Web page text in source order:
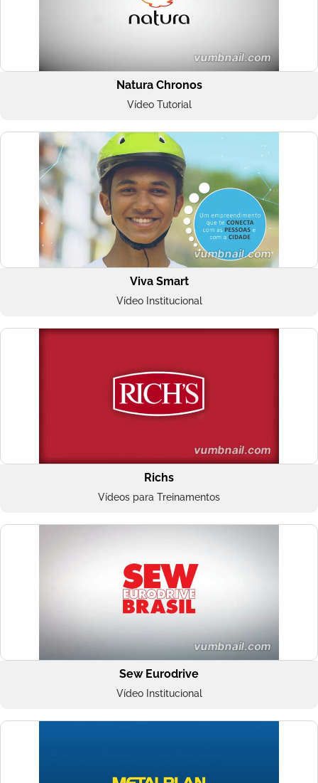
Natura Chronos
Vídeo Tutorial
Viva Smart
Vídeo Institucional
Richs
Vídeos para Treinamentos
Sew Eurodrive
Vídeo Institucional